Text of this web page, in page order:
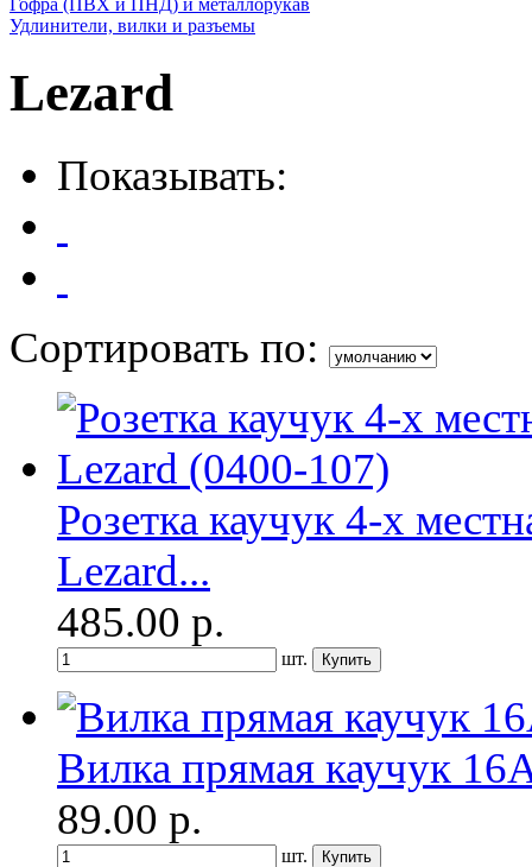
Удлинители, вилки и разъемы
Lezard
Показывать:
Сортировать по:
Розетка каучук 4-х
Lezard...
485.00 р.
шт.
Вилка прямая каучук
89.00 р.
шт.